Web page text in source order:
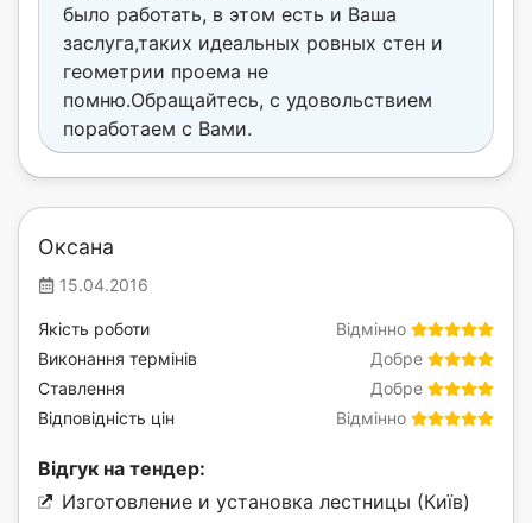
было работать, в этом есть и Ваша
заслуга,таких идеальных ровных стен и
геометрии проема не
помню.Обращайтесь, с удовольствием
поработаем с Вами.
Оксана
15.04.2016
Відмінно
Якість роботи
Добре
Виконання термінів
Добре
Ставлення
Відмінно
Відповідність цін
Відгук на тендер:
Изготовление и установка лестницы (Київ)